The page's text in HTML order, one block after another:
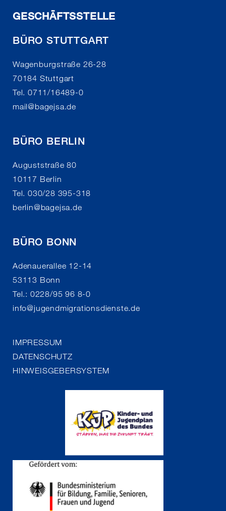
GESCHÄFTSSTELLE
BÜRO STUTTGART
Wagenburgstraße 26-28
70184 Stuttgart
Tel. 0711/16489-0
mail@bagejsa.de
BÜRO BERLIN
Auguststraße 80
10117 Berlin
Tel. 030/28 395-318
berlin@bagejsa.de
BÜRO BONN
Adenauerallee 12-14
53113 Bonn
Tel.: 0228/95 96 8-0
info@jugendmigrationsdienste.de
IMPRESSUM
DATENSCHUTZ
HINWEISGEBERSYSTEM